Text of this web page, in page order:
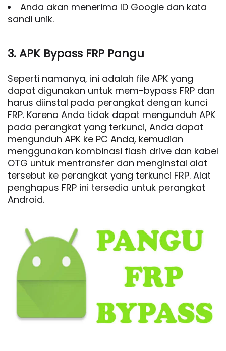
Anda akan menerima ID Google dan kata
sandi unik.
3. APK Bypass FRP Pangu
Seperti namanya, ini adalah file APK yang
dapat digunakan untuk mem-bypass FRP dan
harus diinstal pada perangkat dengan kunci
FRP. Karena Anda tidak dapat mengunduh APK
pada perangkat yang terkunci, Anda dapat
mengunduh APK ke PC Anda, kemudian
menggunakan kombinasi flash drive dan kabel
OTG untuk mentransfer dan menginstal alat
tersebut ke perangkat yang terkunci FRP. Alat
penghapus FRP ini tersedia untuk perangkat
Android.